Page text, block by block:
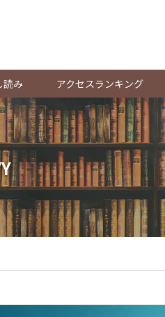
読み アクセスランキング